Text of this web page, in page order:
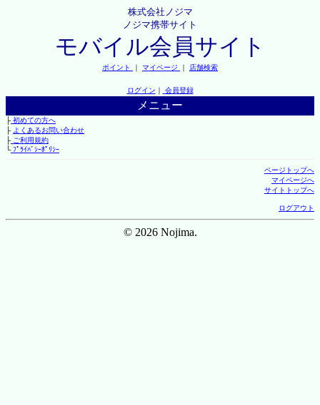
株式会社ノジマ
ノジマ携帯サイト
モバイル会員サイト
ポイント ｜ マイページ ｜ 店舗検索
ログイン ｜ 会員登録
メニュー
├初めての方へ
├ よくあるお問い合わせ
├ご利用規約
└ﾌﾟﾗｲﾊﾞｼｰﾎﾟﾘｼｰ
ページトップへ
マイページへ
サイトトップへ
ログアウト
© 2026 Nojima.